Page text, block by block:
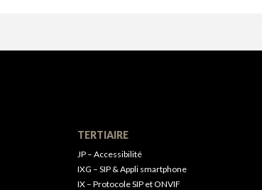
TERTIAIRE
JP – Accessibilité
IXG – SIP & Appli smartphone
IX – Protocole SIP et ONVIF